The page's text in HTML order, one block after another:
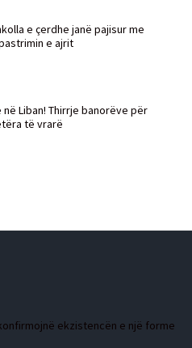
e çerdhe janë pajisur me
e ajrit
në Liban! Thirrje banorëve për
të vrarë
ekzistencën e një forme